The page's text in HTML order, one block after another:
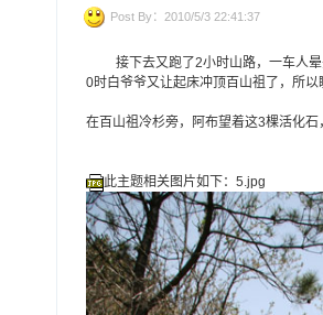
Post By：2010/5/3 22:41:37
接下去又跑了2小时山路，一车人
0时白爷爷又让起床冲顶百山祖了，所
在百山祖冷杉旁，阿布望着这3棵活化
此主题相关图片如下：5.jpg